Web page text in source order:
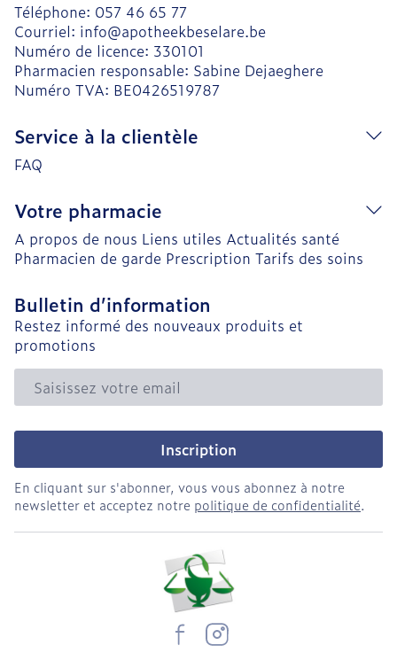
Téléphone: 057 46 65 77
Courriel: info@apotheekbeselare.be
Numéro de licence: 330101
Pharmacien responsable: Sabine Dejaeghere
Numéro TVA: BE0426519787
Service à la clientèle
FAQ
Votre pharmacie
A propos de nous Liens utiles Actualités santé
Pharmacien de garde Prescription Tarifs des soins
Bulletin d’information
Restez informé des nouveaux produits et
promotions
Adresse mail
Inscription
En cliquant sur s'abonner, vous vous abonnez à notre
newsletter et acceptez notre politique de confidentialité.